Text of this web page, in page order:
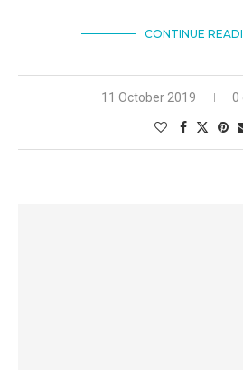
CONTINUE
11 October 2019 0